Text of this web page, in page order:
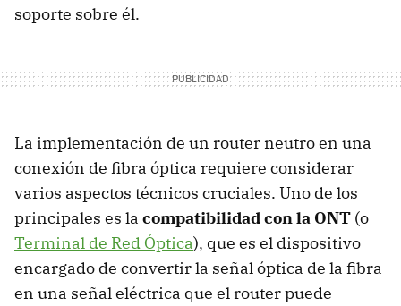
soporte sobre él.
La implementación de un router neutro en una
conexión de fibra óptica requiere considerar
varios aspectos técnicos cruciales. Uno de los
principales es la compatibilidad con la ONT (o
Terminal de Red Óptica), que es el dispositivo
encargado de convertir la señal óptica de la fibra
en una señal eléctrica que el router puede